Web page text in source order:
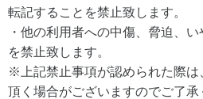
転記することを禁止致します。
・他の利用者への中傷、脅迫、
を禁止致します。
※上記禁止事項が認められた際は
頂く場合がございますのでご了承